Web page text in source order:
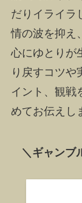
だりイライラ
情の波を抑え
心にゆとりが
り戻すコツや
イント、観戦
めてお伝えし
＼ギャンブ